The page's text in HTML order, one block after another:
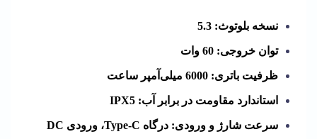
نسخه بلوتوث: 5.3
توان خروجی: 60 وات
ظرفیت باتری: 6000 میلی‌آمپر ساعت
استاندارد مقاومت در برابر آب: IPX5
سرعت شارژ و ورودی: درگاه Type-C، ورودی DC